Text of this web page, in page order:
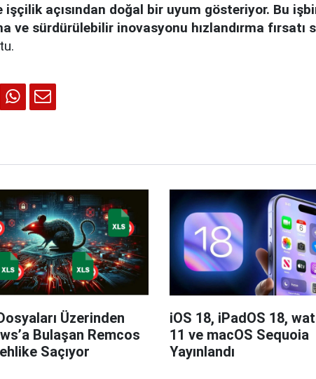
işçilik açısından doğal bir uyum gösteriyor. Bu
ve sürdürülebilir inovasyonu hızlandırma fırsatı
Üzerinden
Bulaşan Remcos
Saçıyor
iOS 18, iPadOS 18,
11 ve macOS Sequoia
Yayınlandı